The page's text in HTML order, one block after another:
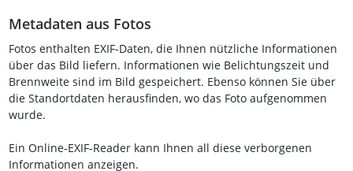
Metadaten aus Fotos
Fotos enthalten EXIF-Daten, die Ihnen nützliche Informationen
über das Bild liefern. Informationen wie Belichtungszeit und
Brennweite sind im Bild gespeichert. Ebenso können Sie über
die Standortdaten herausfinden, wo das Foto aufgenommen
wurde.
Ein Online-EXIF-Reader kann Ihnen all diese verborgenen
Informationen anzeigen.